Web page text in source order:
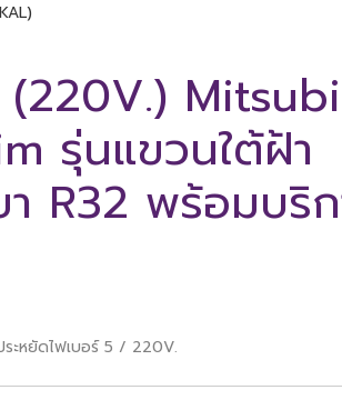
(220V.)
รุ่นแขวนใต้ฝ้า
า R32 พร้อมบริ
ะหยัดไฟเบอร์ 5 / 220V.